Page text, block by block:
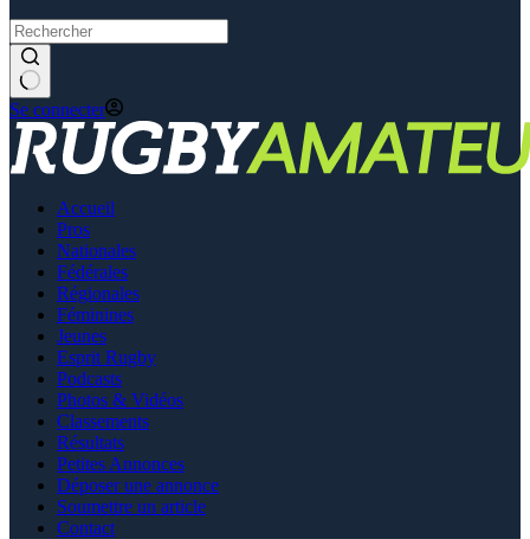
Se connecter
Accueil
Pros
Nationales
Fédérales
Régionales
Féminines
Jeunes
Esprit Rugby
Podcasts
Photos & Vidéos
Classements
Résultats
Petites Annonces
Déposer une annonce
Soumettre un article
Contact